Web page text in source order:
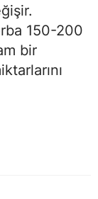
150-200
bir